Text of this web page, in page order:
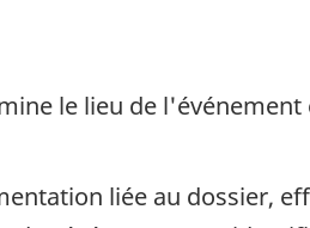
le lieu de
liée au dossier,